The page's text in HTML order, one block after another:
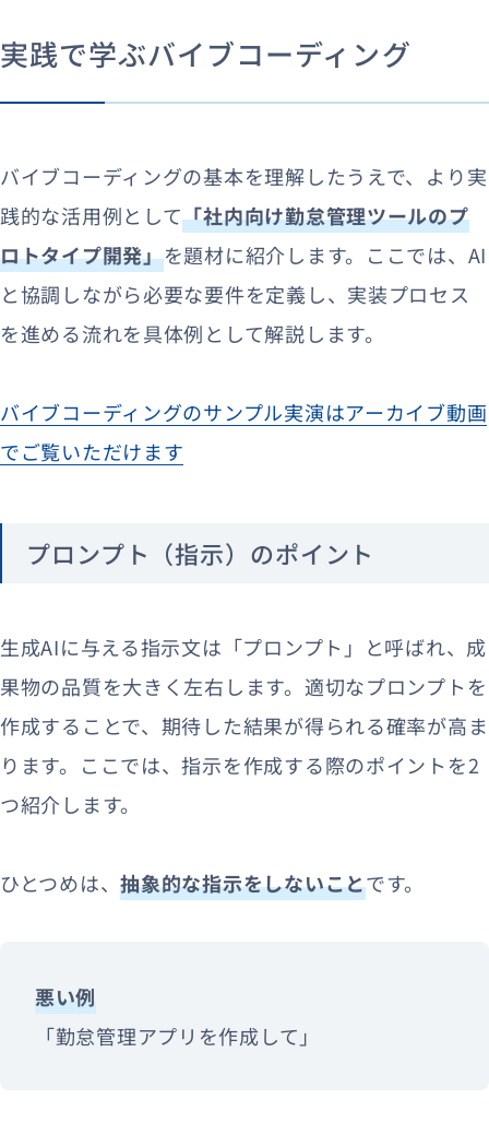
実践で学ぶバイブコーディング
バイブコーディングの基本を理解したうえで、より実
践的な活用例として「社内向け勤怠管理ツールのプ
ロトタイプ開発」を題材に紹介します。ここでは、AI
と協調しながら必要な要件を定義し、実装プロセス
を進める流れを具体例として解説します。
バイブコーディングのサンプル実演はアーカイブ動画
でご覧いただけます
プロンプト（指示）のポイント
生成AIに与える指示文は「プロンプト」と呼ばれ、成
果物の品質を大きく左右します。適切なプロンプトを
作成することで、期待した結果が得られる確率が高ま
ります。ここでは、指示を作成する際のポイントを2
つ紹介します。
ひとつめは、抽象的な指示をしないことです。
悪い例
「勤怠管理アプリを作成して」